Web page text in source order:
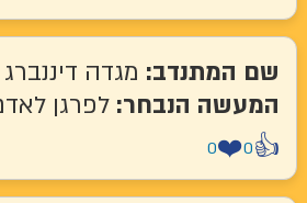
מגדה דיננברג
הנבחר:לפרגן לאדם אחר
0